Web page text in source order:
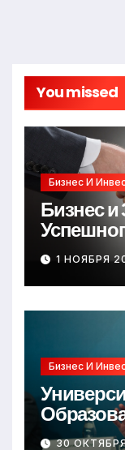
You missed
Бизнес И
Бизнес
1 НОЯБРЯ
Бизнес И
30